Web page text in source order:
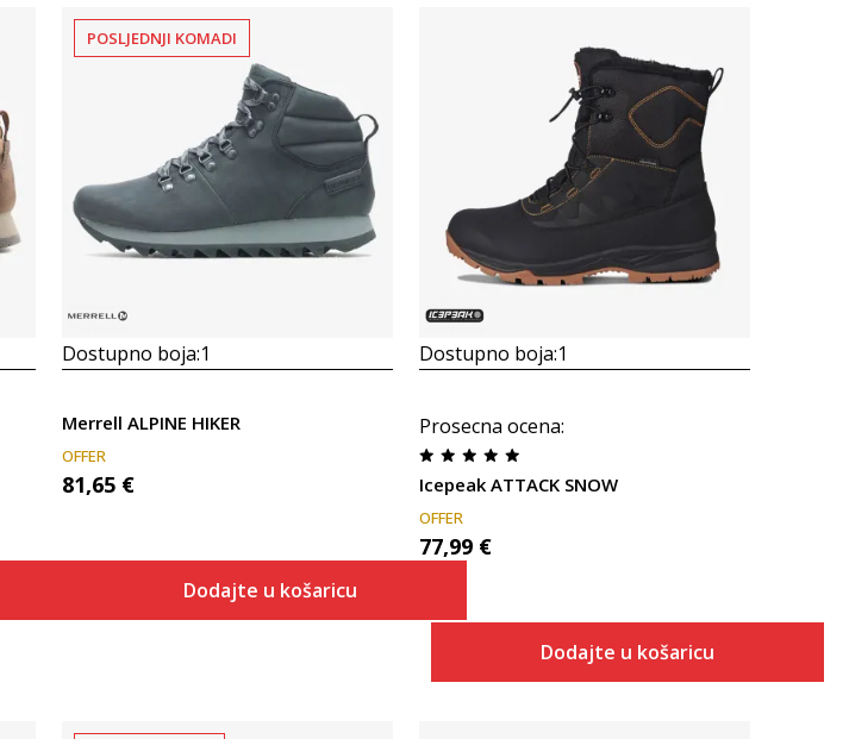
Uporedi
POSLJEDNJI KOMADI
Dostupno boja:1
Merrell ALPINE HIKER
OFFER
81,65 €
Dodajte u košaricu
Uporedi
Dostupno boja:1
Prosecna ocena:
Icepeak ATTACK SNOW
OFFER
77,99 €
Dodajte u košaricu